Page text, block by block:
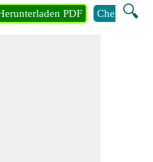
🔍
PDF Chemie